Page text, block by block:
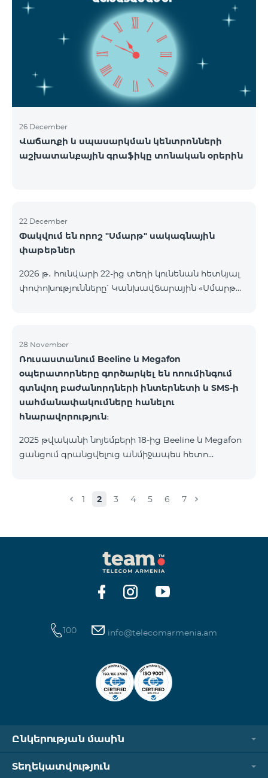
ցանցը կանջատվի Տավուշի և Լոռու մարզերում՝
2026թ.-ի հունվարի 15-ից: Ծառայությունների
անխափան հասանելությունն ապահովելու
նպատակով շարունակում է գործել հատուկ
առաջարկ, որը հնարավորություն է ընձեռում ձեռք
բերել նոր տեխնոլոգիաներով աշխատող բջջային
հեռախոսնե
26 December
Վաճառքի և սպասարկման կենտրոնների
աշխատանքային գրաֆիկը տոնական օրերին
22 December
Փակվում են որոշ "Սմարթ" սակագնային
փաթեթներ
2026 թ․ հունվարի 22-ից տեղի կունենան հետևյալ
փոփոխությունները՝ Կանխավճարային «Սմարթ
սակագնային փաթեթին, որի շրջանակներում
կստանան անսահմանափակ ինտերնետ, 2000
րոպե դեպի ՀՀ բոլոր ցանցեր, ԱՄՆ, Կանադա, ՌԴ
Beeline և Tele2 ցանցեր, 500 SMS, 200 ՄԲ
ռոումինգում, 60 TV ալիք։ «BeFree 5000 unlimit»
սակագնային փաթեթի ամսավճարը կազմում է
սակագնային փաթեթը կդադարի գ
28 November
Ռուսաստանում Beeline և Megafon
օպերատորները գործարկել են ռոումինգում
գտնվող բաժանորդների ինտերնետի և SMS-ի
սահմանափակումները հանելու
հնարավորություն։
2025 թվականի նոյեմբերի 18-ից Beeline և Megafon
ցանցում գրանցվելուց անմիջապես հետո
էջին։ Ստուգումը հաջողությամբ անցնելուց հետո
կերպով։ Խնդրում ենք ուշադրություն դարձնել, որ
Captcha հղումն աշխատում է միայն
համապատասխան օպերատորի բջջային
ցանցին միացված լինելու դեպքում։ Wi-Fi-ը և VPN-
ը պետք է անջատված լինեն, հակառակ դեպքում
1 2 3 4 5 6 7
100 info@telecomarmenia.am
Ընկերության մասին
Տեղեկատվություն